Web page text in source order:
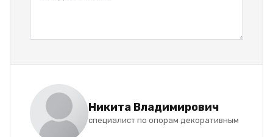
Никита Владимирович
специалист по опорам декоративным